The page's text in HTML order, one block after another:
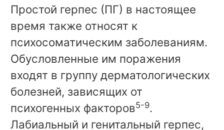
Простой герпес (ПГ) в настоящее
время также относят к
психосоматическим заболеваниям.
Обусловленные им поражения
входят в группу дерматологических
болезней, зависящих от
психогенных факторов5-9.
Лабиальный и генитальный герпес,